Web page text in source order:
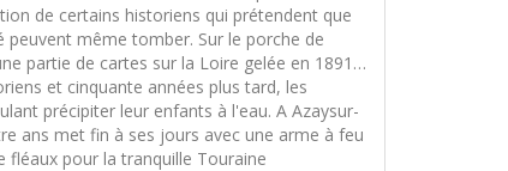
de certains historiens qui prétendent que
peuvent même tomber. Sur le porche de
partie de cartes sur la Loire gelée en 1891…
et cinquante années plus tard, les
précipiter leur enfants à l'eau. A Azaysur-
ans met fin à ses jours avec une arme à feu
fléaux pour la tranquille Touraine